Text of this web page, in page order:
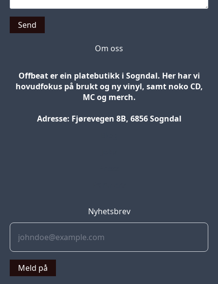
Send
Om oss
Offbeat er ein platebutikk i Sogndal. Her har vi
hovudfokus på brukt og ny vinyl, samt noko CD,
MC og merch.
Adresse: Fjørevegen 8B, 6856 Sogndal
Nyhetsbrev
Meld på